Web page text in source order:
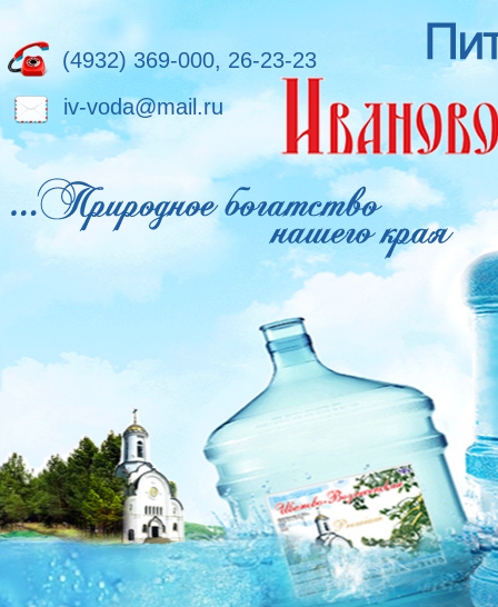
(4932) 369-000, 26-23-23
iv-voda@mail.ru